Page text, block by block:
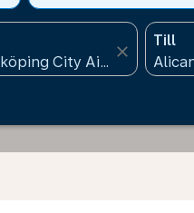
close
Till